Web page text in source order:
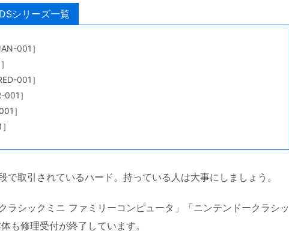
シリーズ一覧
001］
001］
］
］
で取引されているハード。持っている人は大事にしましょう。
ラシックミニ ファミリーコンピュータ」「ニンテンドークラシッ
も修理受付が終了しています。